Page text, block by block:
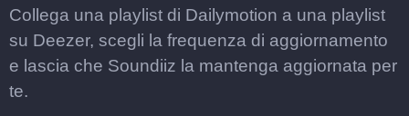
Collega una playlist di Dailymotion a una playlist
su Deezer, scegli la frequenza di aggiornamento
e lascia che Soundiiz la mantenga aggiornata per
te.